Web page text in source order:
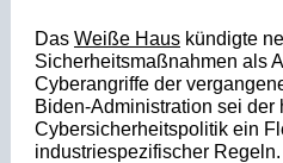
Das Weiße Haus kündigte
Sicherheitsmaßnahmen als
Cyberangriffe der
Biden-Administration sei der
Cybersicherheitspolitik ein
industriespezifischer